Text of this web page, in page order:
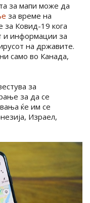
за мапи може да
за време на
за Ковид-19 кога
и информации за
на државите.
само во Канада,
за
за да се
ќе им се
Израел,